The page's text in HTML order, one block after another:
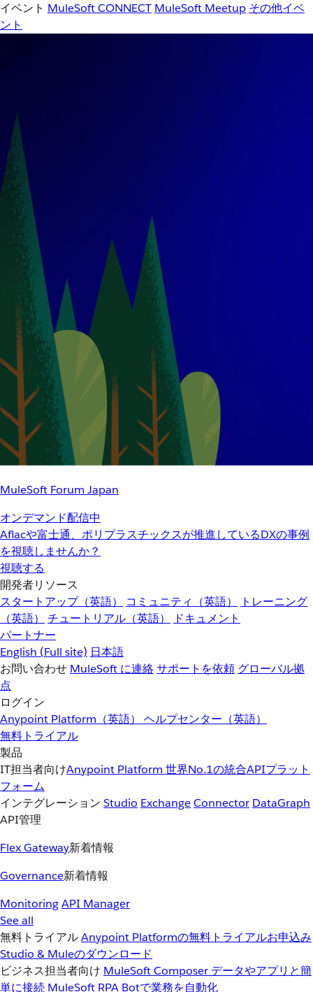
イベント MuleSoft CONNECT MuleSoft Meetup その他イベ
ント
MuleSoft Forum Japan
オンデマンド配信中
Aflacや富士通、ポリプラスチックスが推進しているDXの事例
を視聴しませんか？
視聴する
開発者リソース
スタートアップ（英語）
コミュニティ（英語）
トレーニング
（英語）
チュートリアル（英語）
ドキュメント
パートナー
English (Full site) 日本語
お問い合わせ MuleSoft に連絡サポートを依頼 グローバル拠
点
ログイン
Anypoint Platform（英語） ヘルプセンター（英語）
無料トライアル
製品
IT担当者向けAnypoint Platform 世界No.1の統合APIプラット
フォーム
インテグレーション Studio ExchangeConnector DataGraph
API管理
Flex Gateway新着情報
Governance新着情報
MonitoringAPI Manager
See all
無料トライアルAnypoint Platformの無料トライアルお申込み
Studio & Muleのダウンロード
ビジネス担当者向け MuleSoft Composer データやアプリと簡
単に接続 MuleSoft RPA Botで業務を自動化